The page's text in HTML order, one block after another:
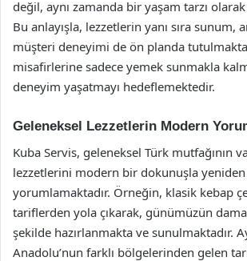
değil, aynı zamanda bir yaşam tarzı
Bu anlayışla, lezzetlerin yanı sıra sunum,
müşteri deneyimi de ön planda
misafirlerine sadece yemek sunmakla
deneyim yaşatmayı hedeflemektedir.
Geleneksel Lezzetlerin Modern
Kuba Servis, geleneksel Türk mutfağının
lezzetlerini modern bir dokunuşla yeniden
yorumlamaktadır. Örneğin, klasik kebap
tariflerden yola çıkarak, günümüzün
şekilde hazırlanmakta ve sunulmaktadır.
Anadolu’nun farklı bölgelerinden gelen